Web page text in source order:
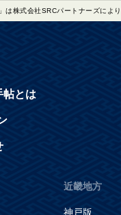
は株式会社SRCパートナーズによ
帖とは
近畿地方
神戸版